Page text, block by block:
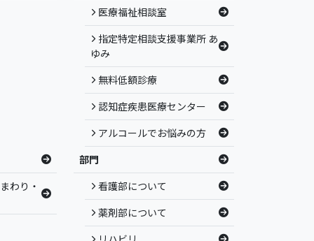
医療福祉相談室
指定特定相談支援事業所 あ
ゆみ
無料低額診療
認知症疾患医療センター
アルコールでお悩みの方
わり・
部門
看護部について
薬剤部について